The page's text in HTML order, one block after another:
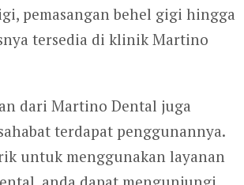
pemasangan behel gigi hingga
tersedia di klinik Martino
dari Martino Dental juga
terdapat penggunannya.
untuk menggunakan layanan